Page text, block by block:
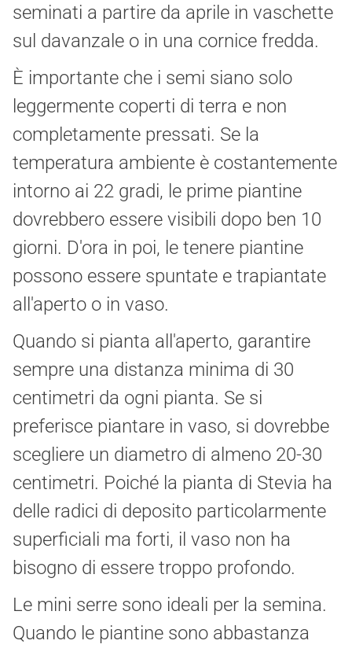
seminati a partire da aprile in vaschette
sul davanzale o in una cornice fredda.
È importante che i semi siano solo
leggermente coperti di terra e non
completamente pressati. Se la
temperatura ambiente è costantemente
intorno ai 22 gradi, le prime piantine
dovrebbero essere visibili dopo ben 10
giorni. D'ora in poi, le tenere piantine
possono essere spuntate e trapiantate
all'aperto o in vaso.
Quando si pianta all'aperto, garantire
sempre una distanza minima di 30
centimetri da ogni pianta. Se si
preferisce piantare in vaso, si dovrebbe
scegliere un diametro di almeno 20-30
centimetri. Poiché la pianta di Stevia ha
delle radici di deposito particolarmente
superficiali ma forti, il vaso non ha
bisogno di essere troppo profondo.
Le mini serre sono ideali per la semina.
Quando le piantine sono abbastanza